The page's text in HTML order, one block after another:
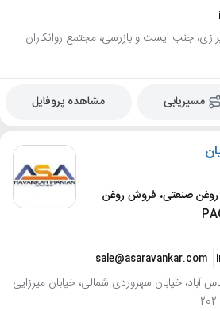
جنب ایست و بازرسی، مجتمع روانکاران
مسیریابی مشاهده پروفایل
روغن صنعتی، فروش روغن
sale@asaravankar.com
7، محله عباس آباد، خیابان سهروردی شمالی، خیابان میرزایی